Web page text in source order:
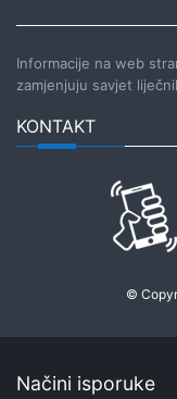
Informacije na web
zamjenjuju savjet
KONTAKT
©
Načini isporuke